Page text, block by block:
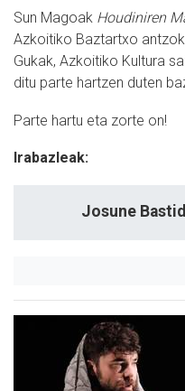
Sun Magoak Houdiniren
Azkoitiko Baztartxo
Gukak, Azkoitiko Kultura
ditu parte hartzen duten
Parte hartu eta zorte on!
Irabazleak:
Josune